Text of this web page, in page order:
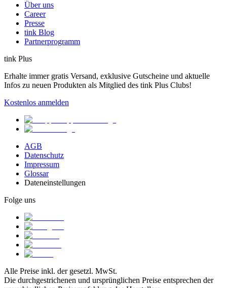
Über uns
Career
Presse
tink Blog
Partnerprogramm
tink Plus
Erhalte immer gratis Versand, exklusive Gutscheine und aktuelle
Infos zu neuen Produkten als Mitglied des tink Plus Clubs!
Kostenlos anmelden
AGB
Datenschutz
Impressum
Glossar
Dateneinstellungen
Folge uns
Alle Preise inkl. der gesetzl. MwSt.
Die durchgestrichenen und ursprünglichen Preise entsprechen der